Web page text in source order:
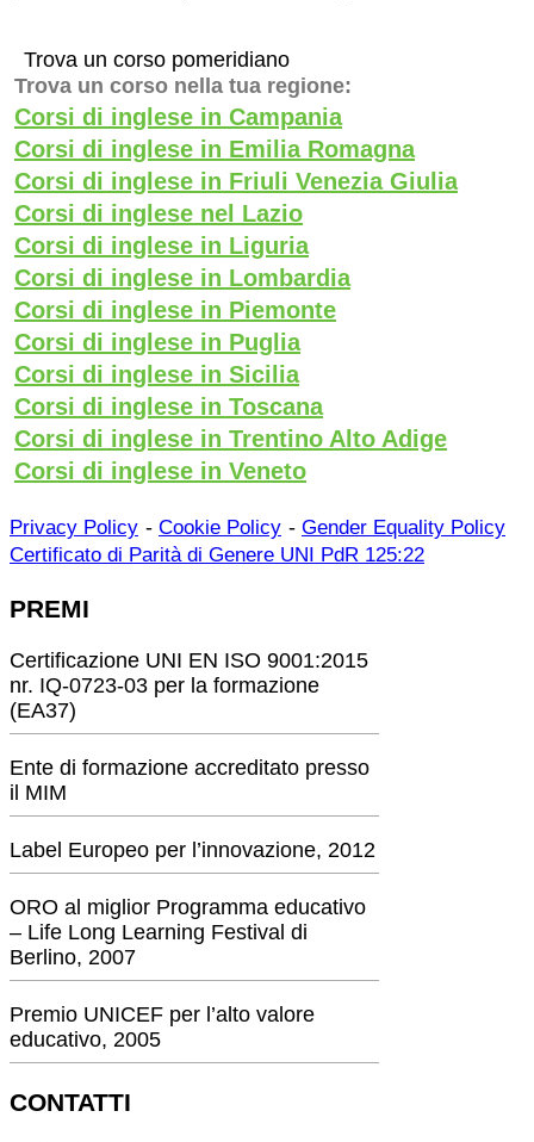
Trova un corso pomeridiano
Trova un corso nella tua regione:
Corsi di inglese in Campania
Corsi di inglese in Emilia Romagna
Corsi di inglese in Friuli Venezia Giulia
Corsi di inglese nel Lazio
Corsi di inglese in Liguria
Corsi di inglese in Lombardia
Corsi di inglese in Piemonte
Corsi di inglese in Puglia
Corsi di inglese in Sicilia
Corsi di inglese in Toscana
Corsi di inglese in Trentino Alto Adige
Corsi di inglese in Veneto
Privacy Policy - Cookie Policy - Gender Equality Policy
Certificato di Parità di Genere UNI PdR 125:22
PREMI
Certificazione UNI EN ISO 9001:2015
nr. IQ-0723-03 per la formazione
(EA37)
Ente di formazione accreditato presso
il MIM
Label Europeo per l’innovazione, 2012
ORO al miglior Programma educativo
– Life Long Learning Festival di
Berlino, 2007
Premio UNICEF per l’alto valore
educativo, 2005
CONTATTI